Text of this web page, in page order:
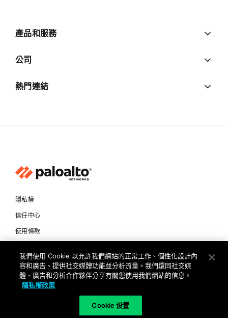
產品和服務
公司
熱門連結
隱私權
信任中心
使用條款
Copyright © 2026 Palo Alto Networks. All Rights Reserved
我們使用 Cookie 以允許我們網站的正常工作、個性化設計內
容和廣告、提供社交媒體功能並分析流量。我們還同社交媒
體、廣告和分析合作夥伴分享有關您使用我們網站的信息。
隱私權政策
Cookie 设置